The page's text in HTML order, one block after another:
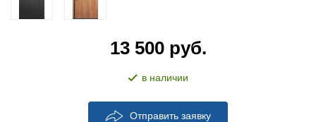
13 500 руб.
в наличии
Отправить заявку